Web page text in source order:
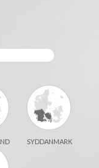
SYDDANMARK